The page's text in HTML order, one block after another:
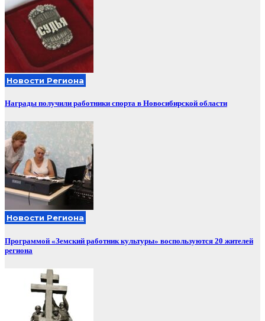
Новости Региона
Награды получили работники спорта в Новосибирской области
Новости Региона
Программой «Земский работник культуры» воспользуются 20 жителей
региона